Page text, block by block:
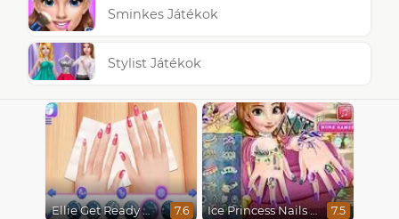
Sminkes Játékok
Stylist Játékok
Ellie Get Ready With Me 2 7.6 Ice Princess Nails Spa 7.5